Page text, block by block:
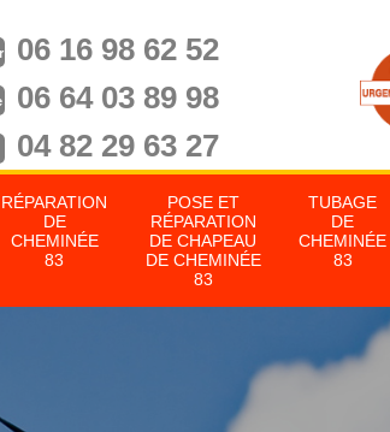
06 16 98 62 52
06 64 03 89 98
04 82 29 63 27
RÉPARATION
DE
CHEMINÉE
83
POSE ET
RÉPARATION
DE CHAPEAU
DE CHEMINÉE
83
TUBAGE
DE
CHEMINÉE
83